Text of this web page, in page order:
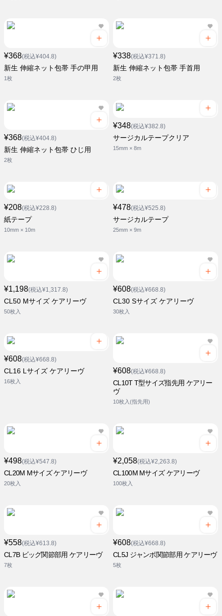
¥368(税込¥404.8)
新生 伸縮ネット包帯 手の甲用
1枚
¥338(税込¥371.8)
新生 伸縮ネット包帯 手首用
2枚
¥368(税込¥404.8)
新生 伸縮ネット包帯 ひじ用
2枚
¥348(税込¥382.8)
サージカルテープクリア
15mm × 8m
¥208(税込¥228.8)
紙テープ
10mm × 10m
¥478(税込¥525.8)
サージカルテープ
25mm × 9m
¥1,198(税込¥1,317.8)
CL50 Mサイズ ケアリーヴ
50枚入
¥608(税込¥668.8)
CL30 Sサイズ ケアリーヴ
30枚入
¥608(税込¥668.8)
CL16 Lサイズ ケアリーヴ
16枚入
¥608(税込¥668.8)
CL10T T型サイズ指先用 ケアリー
ヴ
10枚入(指先用)
¥498(税込¥547.8)
CL20M Mサイズ ケアリーヴ
20枚入
¥2,058(税込¥2,263.8)
CL100M Mサイズ ケアリーヴ
100枚入
¥558(税込¥613.8)
CL7B ビッグ関節部用 ケアリーヴ
7枚
¥608(税込¥668.8)
CL5J ジャンボ関節部用 ケアリーヴ
5枚